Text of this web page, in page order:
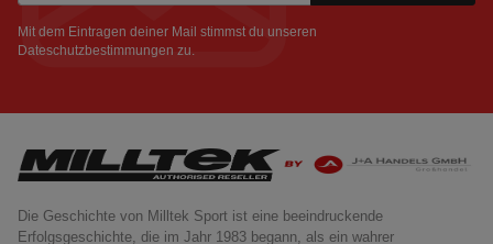
Mit dem Eintragen deiner Mail stimmst du unseren
Dateschutzbestimmungen zu.
Die Geschichte von Milltek Sport ist eine beeindruckende
Erfolgsgeschichte, die im Jahr 1983 begann, als ein wahrer